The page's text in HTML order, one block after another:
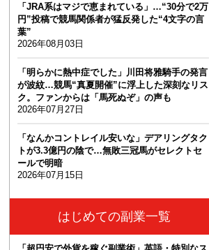
「JRA系はマジで恵まれている」…“30分で2万
円”投稿で競馬関係者が猛反発した“4文字の言
葉”
2026年08月03日
「明らかに熱中症でした」川田将雅騎手の発言
が波紋…競馬“真夏開催”に浮上した深刻なリス
ク。ファンからは「馬死ぬぞ」の声も
2026年07月27日
「なんかコントレイル安いな」デアリングタク
トが3.3億円の陰で…無敗三冠馬がセレクトセ
ールで明暗
2026年07月15日
はじめての副業一覧